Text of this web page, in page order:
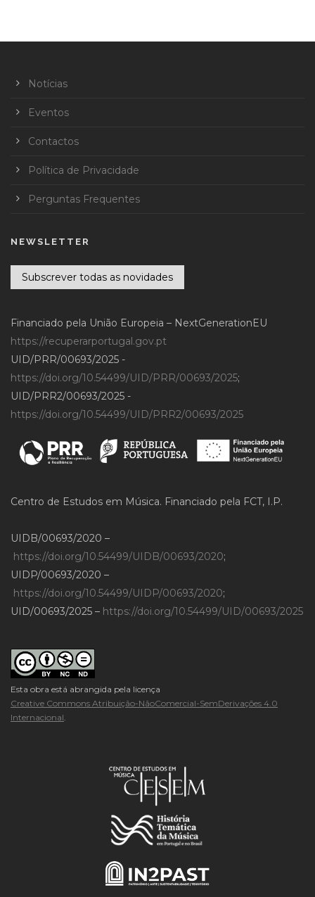
Notícias
Eventos
Contactos
Política de Privacidade
Perguntas Frequentes
NEWSLETTER
Subscrever todas as novidades
Financiado pela União Europeia – NextGenerationEU
https://recuperarportugal.gov.pt
UID/PRR/00693/2025 -
https://doi.org/10.54499/UID/PRR/00693/2025;
UID/PRR2/00693/2025 -
https://doi.org/10.54499/UID/PRR2/00693/2025
Centro de Estudos em Música. Financiado pela FCT, I.P.
UIDB/00693/2020 –
https://doi.org/10.54499/UIDB/00693/2020;
UIDP/00693/2020 –
https://doi.org/10.54499/UIDP/00693/2020;
UID/00693/2025 – https://doi.org/10.54499/UID/00693/2025
Esta obra está abrangida pela licença
Creative Commons Atribuição-NãoComercial-SemDerivações 4.0
Internacional